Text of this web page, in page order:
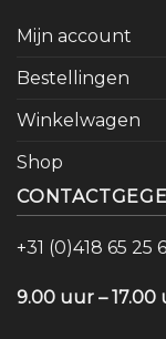
Mijn account
Bestellingen
Winkelwagen
Shop
+31 (0)418 65 25
9.00 uur – 17.00